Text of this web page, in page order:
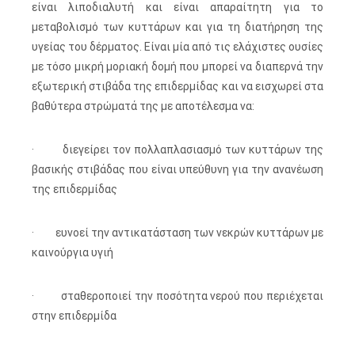
είναι λιποδιαλυτή και είναι απαραίτητη για το
μεταβολισμό των κυττάρων και για τη διατήρηση της
υγείας του δέρματος. Είναι μία από τις ελάχιστες ουσίες
με τόσο μικρή μοριακή δομή που μπορεί να διαπερνά την
εξωτερική στιβάδα της επιδερμίδας και να εισχωρεί στα
βαθύτερα στρώματά της με αποτέλεσμα να:
· διεγείρει τον πολλαπλασιασμό των κυττάρων της
βασικής στιβάδας που είναι υπεύθυνη για την ανανέωση
της επιδερμίδας
· ευνοεί την αντικατάσταση των νεκρών κυττάρων με
καινούργια υγιή
· σταθεροποιεί την ποσότητα νερού που περιέχεται
στην επιδερμίδα